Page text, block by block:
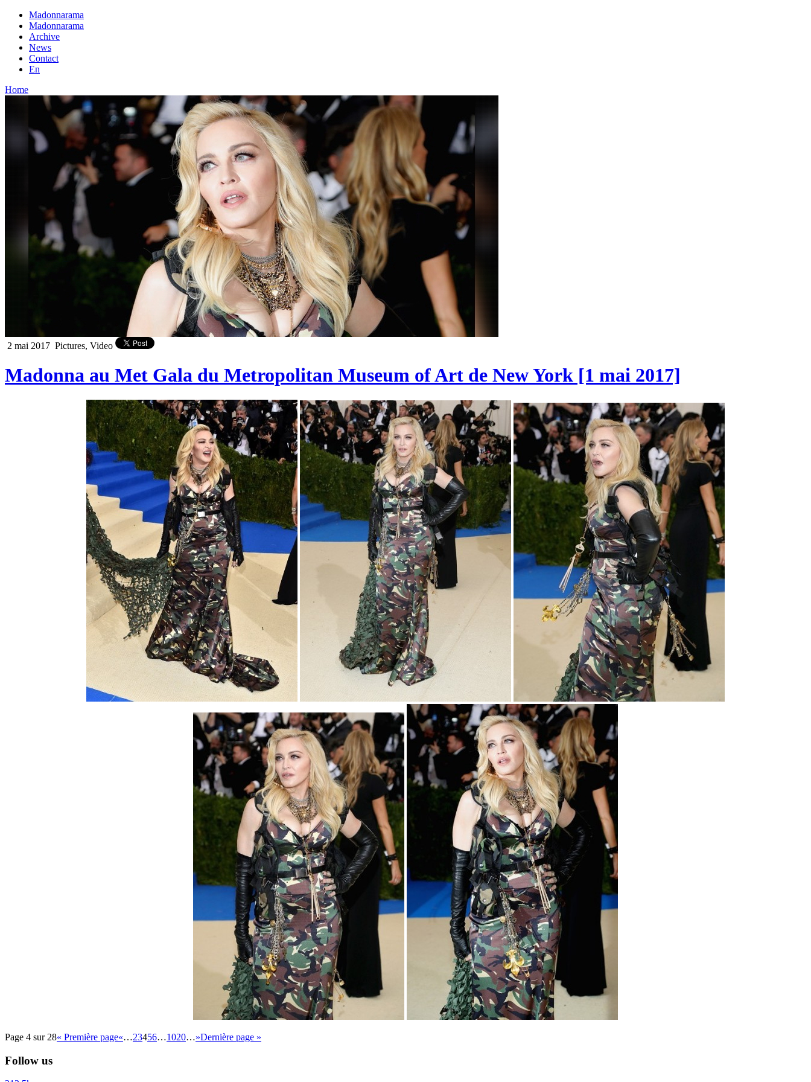
Madonnarama
Madonnarama
Archive
News
Contact
En
Home
2 mai 2017 Pictures, Video
Madonna au Met Gala du Metropolitan Museum of Art de New York [1 mai 2017]
Page 4 sur 28« Première page«…23456…1020…»Dernière page »
Follow us